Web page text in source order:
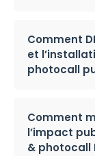
Comment
et
photocall
Comment
l’impact
& photocall